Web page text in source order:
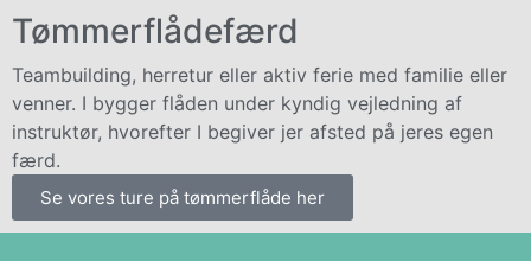
Tømmerflådefærd
Teambuilding, herretur eller aktiv ferie med familie eller
venner. I bygger flåden under kyndig vejledning af
instruktør, hvorefter I begiver jer afsted på jeres egen
færd.
Se vores ture på tømmerflåde her